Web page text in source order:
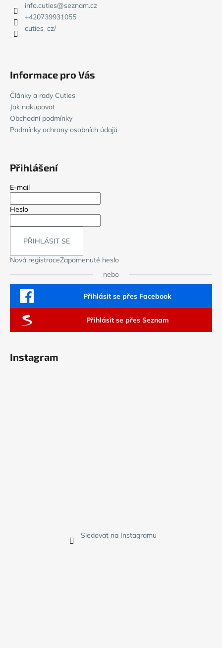
info.cuties@seznam.cz
+420739931055
cuties_cz/
Informace pro Vás
Články a rady Cuties
Jak nakupovat
Obchodní podmínky
Podmínky ochrany osobních údajů
Přihlášení
E-mail
Heslo
PŘIHLÁSIT SE
Nová registraceZapomenuté heslo
nebo
Přihlásit se přes Facebook
Přihlásit se přes Seznam
Instagram
Sledovat na Instagramu